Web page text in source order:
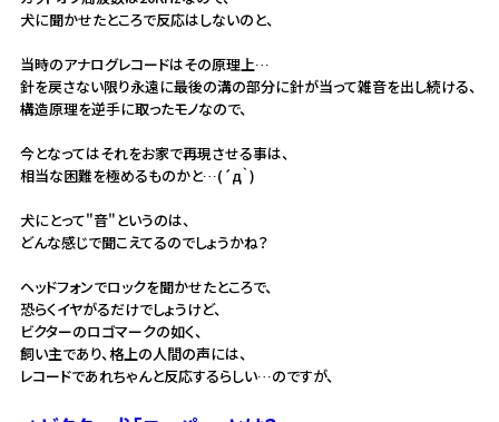
犬に聞かせたところで反応はしないのと、
当時のアナログレコードはその原理上…
針を戻さない限り永遠に最後の溝の部分に針が当って雑音を出し続ける、
構造原理を逆手に取ったモノなので、
今となってはそれをお家で再現させる事は、
相当な困難を極めるものかと…(´д｀)
犬にとって"音"というのは、
どんな感じで聞こえてるのでしょうかね？
ヘッドフォンでロックを聞かせたところで、
恐らくイヤがるだけでしょうけど、
ビクターのロゴマークの如く、
飼い主であり、格上の人間の声には、
レコードであれちゃんと反応するらしい…のですが、